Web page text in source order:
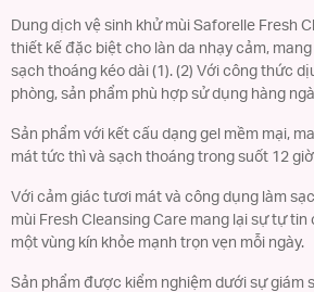
Dung dịch vệ sinh khử mùi Saforelle Fresh
thiết kế đặc biệt cho làn da nhạy cảm,
sạch thoáng kéo dài (1). (2) Với công thức
phòng, sản phẩm phù hợp sử dụng hàng
Sản phẩm với kết cấu dạng gel mềm mại,
mát tức thì và sạch thoáng trong suốt 12
Với cảm giác tươi mát và công dụng làm
mùi Fresh Cleansing Care mang lại sự tự
một vùng kín khỏe mạnh trọn vẹn mỗi ngày.
Sản phẩm được kiểm nghiệm dưới sự giám